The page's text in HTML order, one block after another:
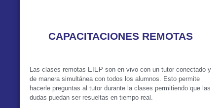
CAPACITACIONES REMOTAS
Las clases remotas EIEP son en vivo con un tutor conectado y
de manera simultánea con todos los alumnos. Esto permite
hacerle preguntas al tutor durante la clases permitiendo que las
dudas puedan ser resueltas en tiempo real.